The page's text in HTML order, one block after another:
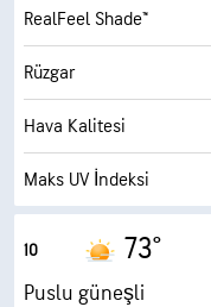
Çiy Noktası
AccuLumen Brightness
Bulutlarla Kaplı
Görüş Alanı
RealFeel Shade™
Rüzgar
Hava Kalitesi
Maks UV İndeksi
Kuvvetli Rüzgarlar
Nem
10 73°
Puslu güneşli